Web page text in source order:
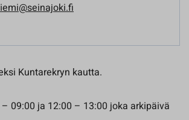
Kuntarekryn kautta.
09:00 ja 12:00 – 13:00 joka arkipäivä